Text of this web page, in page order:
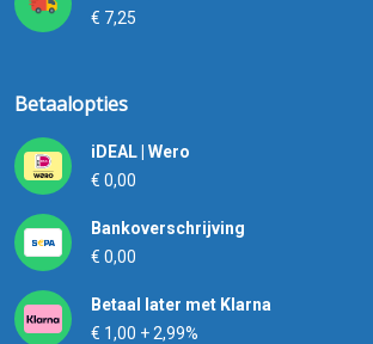
€ 7,25
Betaalopties
iDEAL | Wero
€ 0,00
Bankoverschrijving
€ 0,00
Betaal later met Klarna
€ 1,00 + 2,99%